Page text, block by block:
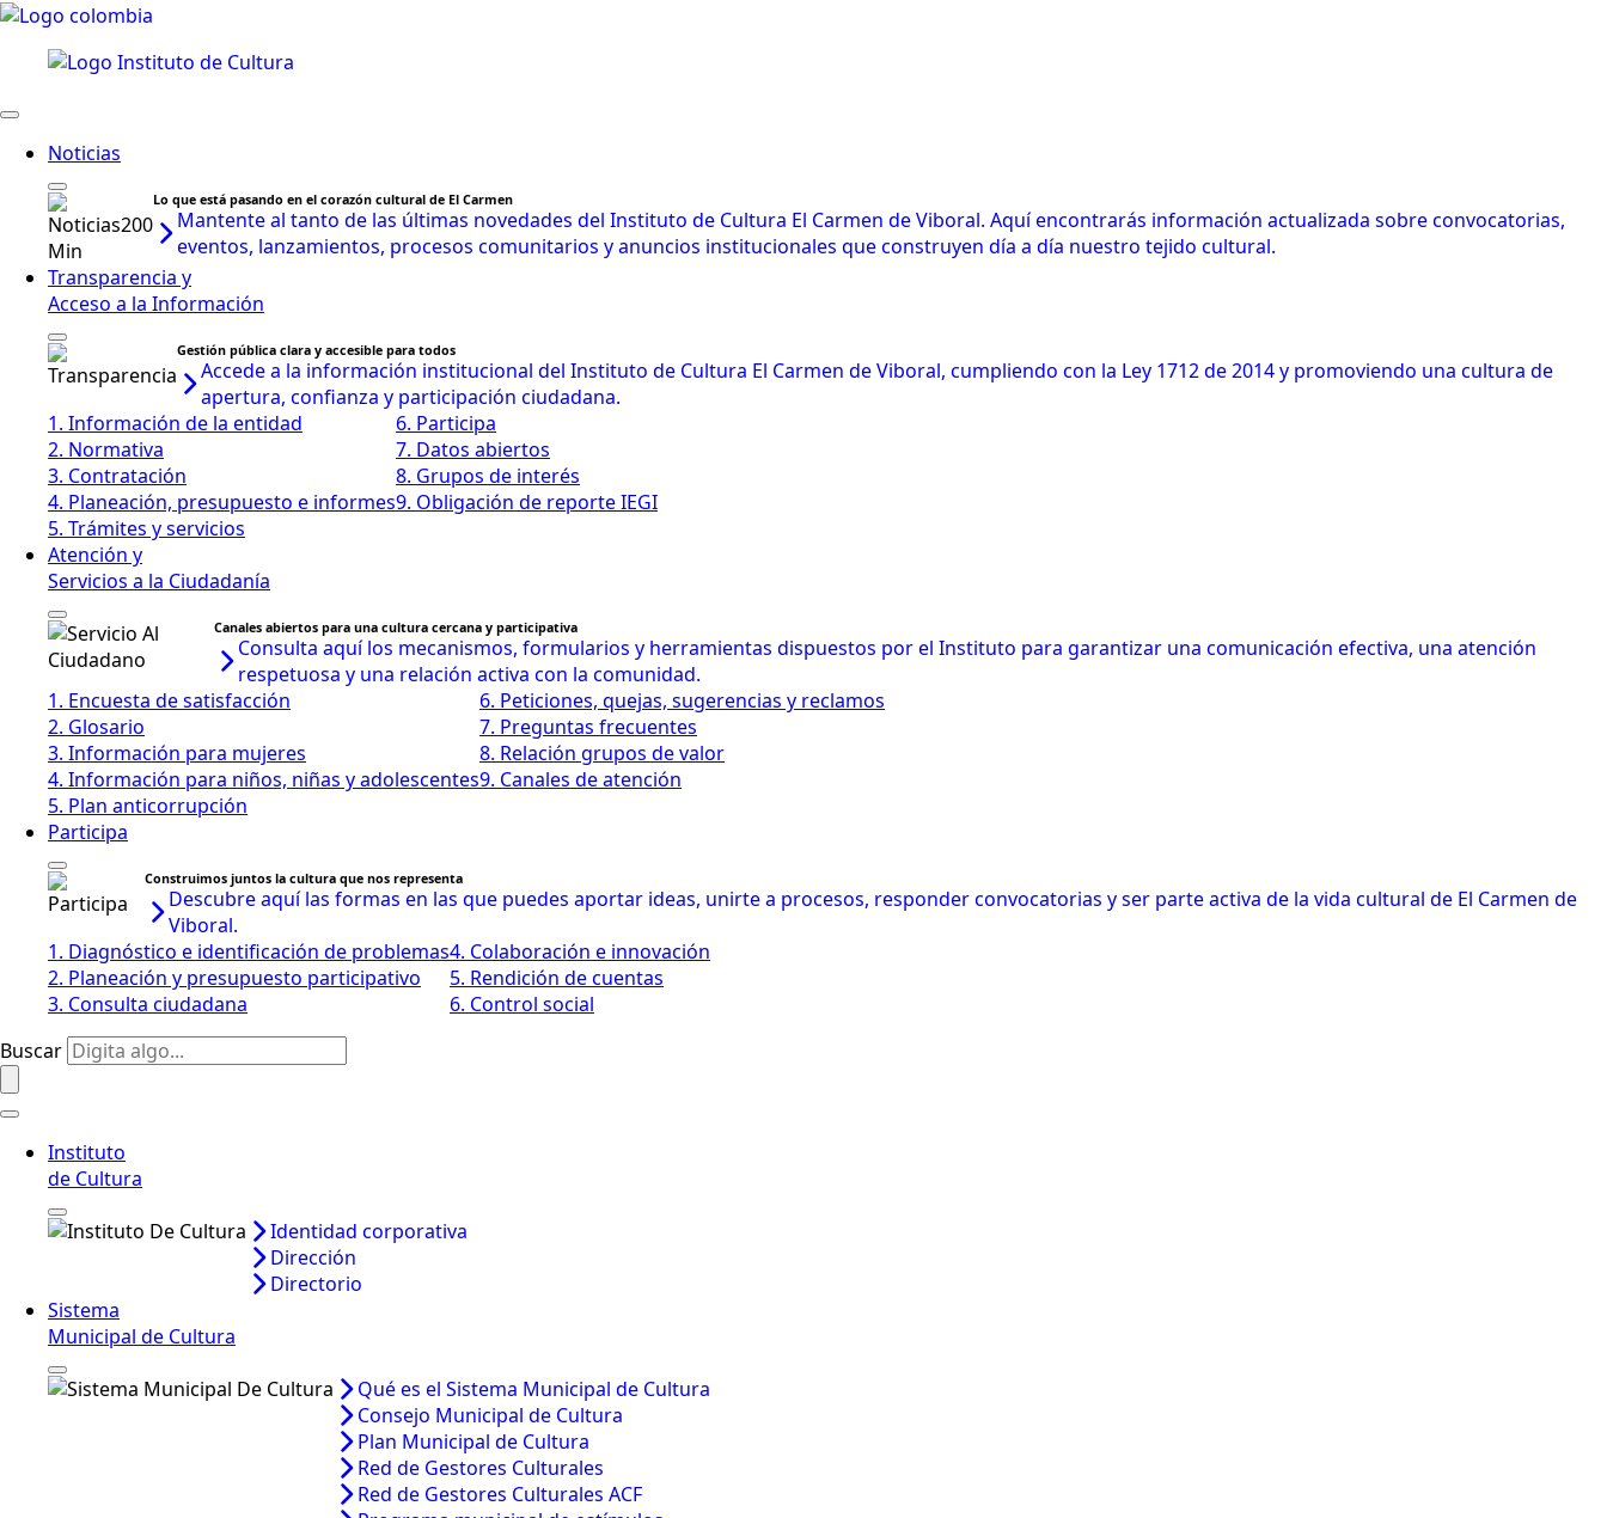
Noticias
Lo que está pasando en el corazón cultural de El Carmen
Mantente al tanto de las últimas novedades del Instituto de Cultura El Carmen de Viboral. Aquí encontrarás información actualizada sobre convocatorias,
eventos, lanzamientos, procesos comunitarios y anuncios institucionales que construyen día a día nuestro tejido cultural.
Transparencia y
Acceso a la Información
Gestión pública clara y accesible para todos
Accede a la información institucional del Instituto de Cultura El Carmen de Viboral, cumpliendo con la Ley 1712 de 2014 y promoviendo una cultura de
apertura, confianza y participación ciudadana.
1. Información de la entidad
2. Normativa
3. Contratación
4. Planeación, presupuesto e informes
5. Trámites y servicios
6. Participa
7. Datos abiertos
8. Grupos de interés
9. Obligación de reporte IEGI
Atención y
Servicios a la Ciudadanía
Canales abiertos para una cultura cercana y participativa
Consulta aquí los mecanismos, formularios y herramientas dispuestos por el Instituto para garantizar una comunicación efectiva, una atención
respetuosa y una relación activa con la comunidad.
1. Encuesta de satisfacción
2. Glosario
3. Información para mujeres
4. Información para niños, niñas y adolescentes
5. Plan anticorrupción
6. Peticiones, quejas, sugerencias y reclamos
7. Preguntas frecuentes
8. Relación grupos de valor
9. Canales de atención
Participa
Construimos juntos la cultura que nos representa
Descubre aquí las formas en las que puedes aportar ideas, unirte a procesos, responder convocatorias y ser parte activa de la vida cultural de El Carmen de
Viboral.
1. Diagnóstico e identificación de problemas
2. Planeación y presupuesto participativo
3. Consulta ciudadana
4. Colaboración e innovación
5. Rendición de cuentas
6. Control social
Buscar
Instituto
de Cultura
Identidad corporativa
Dirección
Directorio
Sistema
Municipal de Cultura
Qué es el Sistema Municipal de Cultura
Consejo Municipal de Cultura
Plan Municipal de Cultura
Red de Gestores Culturales
Red de Gestores Culturales ACF